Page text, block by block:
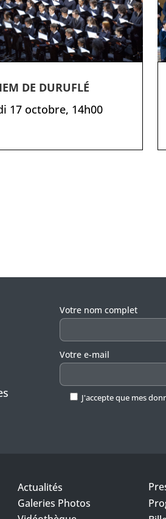
DE DURUFLÉ
17 octobre, 14h00
Veuillez laisser ce
Votre nom complet
Votre e-mail
J'accepte que mes
Actualités
Galeries Photos